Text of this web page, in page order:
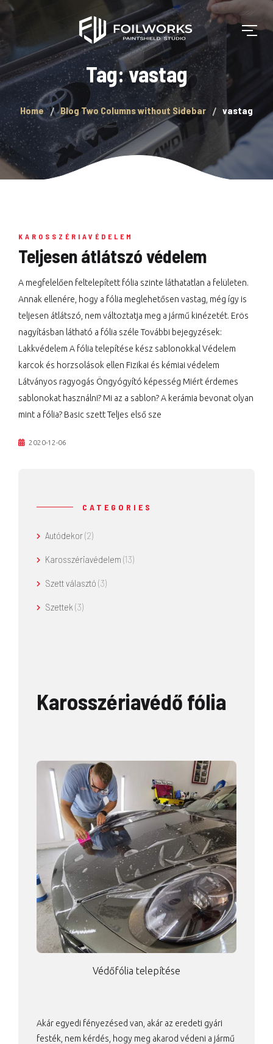
Tag: vastag
Home Blog Two Columns without Sidebar vastag
KAROSSZÉRIAVÉDELEM
Teljesen átlátszó védelem
A megfelelően feltelepített fólia szinte láthatatlan a felületen.
Annak ellenére, hogy a fólia meglehetősen vastag, még így is
teljesen átlátszó, nem változtatja meg a jármű kinézetét. Erös
nagyításban látható a fólia széle További bejegyzések:
Lakkvédelem A fólia telepítése kész sablonokkal Védelem
karcok és horzsolások ellen Fizikai és kémiai védelem
Látványos ragyogás Öngyógyító képesség Miért érdemes
sablonokat használni? Mi az a sablon? A kerámia bevonat olyan
mint a fólia? Basic szett Teljes első sze
2020-12-06
CATEGORIES
Autódekor(2)
Karosszériavédelem (13)
Szett választó (3)
Szettek (3)
Karosszériavédő fólia
Védőfólia telepítése
Akár egyedi fényezésed van, akár az eredeti gyári
festék, nem kérdés, hogy meg akarod védeni a jármű